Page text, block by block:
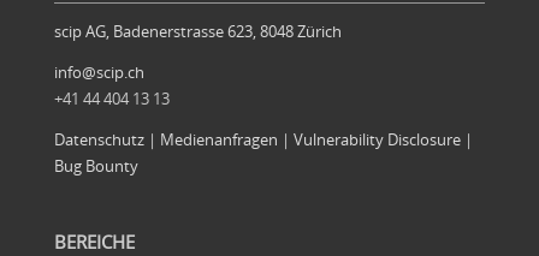
scip AG, Badenerstrasse 623, 8048 Zürich
info@scip.ch
+41 44 404 13 13
Datenschutz| Medienanfragen | Vulnerability Disclosure|
Bug Bounty
BEREICHE